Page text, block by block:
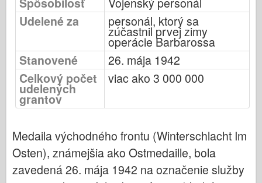
Bronco (Bronco)
Cyber-Hobby (Počítačový koníček)
Dnepromodel (Dnepromodel)
Dragon
Eduard
E.T. Model
Sily Valoru
FriulModel
Hasegawa
Udelené za
personál, ktorý sa
zúčastnil prvej zimy
operácie Barbarossa
Stanovené
26. mája 1942
Celkový počet
udelených
grantov
viac ako 3 000 000
Medaila východného frontu (Winterschlacht Im
Osten), známejšia ako Ostmedaille, bola
zavedená 26. mája 1942 na označenie služby